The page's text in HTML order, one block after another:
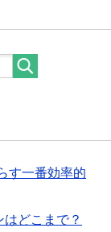
す一番効率的
どこまで？